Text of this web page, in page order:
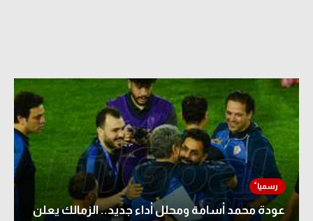
عودة محمد أسامة ومحلل أداء جديد.. الزمالك يعلن